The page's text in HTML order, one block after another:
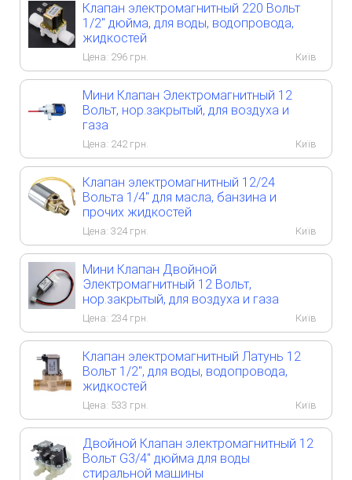
Клапан электромагнитный 220 Вольт
1/2" дюйма, для воды, водопровода,
жидкостей
Цена: 296 грн. Київ
Мини Клапан Электромагнитный 12
Вольт, нор.закрытый, для воздуха и
газа
Цена: 242грн. Київ
Клапан электромагнитный 12/24
Вольта 1/4" для масла, банзина и
прочих жидкостей
Цена: 324грн. Київ
Мини Клапан Двойной
Электромагнитный 12 Вольт,
нор.закрытый, для воздуха и газа
Цена: 234грн. Київ
Клапан электромагнитный Латунь 12
Вольт 1/2", для воды, водопровода,
жидкостей
Цена: 533 грн. Київ
Двойной Клапан электромагнитный 12
Вольт G3/4" дюйма для воды
стиральной машины